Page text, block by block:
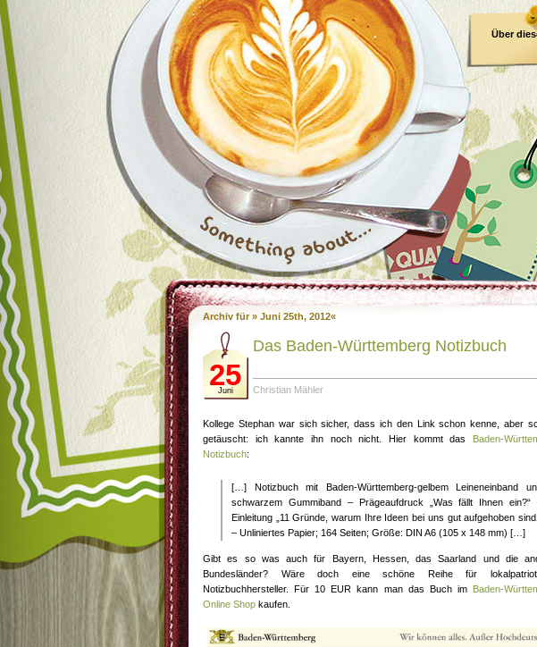
Über
Archiv für » Juni 25th, 2012«
25
Juni
Das Baden-Württemberg Notizbuch
Christian Mähler
Kollege Stephan war sich sicher, dass ich den Link schon kenne, aber
getäuscht: ich kannte ihn noch nicht. Hier kommt das Baden-
Notizbuch:
[…] Notizbuch mit Baden-Württemberg-gelbem Leineneinband
schwarzem Gummiband – Prägeaufdruck „Was fällt Ihnen ein?“
Einleitung „11 Gründe, warum Ihre Ideen bei uns gut aufgehoben
– Unliniertes Papier; 164 Seiten; Größe: DIN A6 (105 x 148 mm) […]
Gibt es so was auch für Bayern, Hessen, das Saarland und die
Bundesländer? Wäre doch eine schöne Reihe für
Notizbuchhersteller. Für 10 EUR kann man das Buch im Baden-
Online Shop kaufen.